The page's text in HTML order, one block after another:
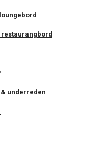
underreden